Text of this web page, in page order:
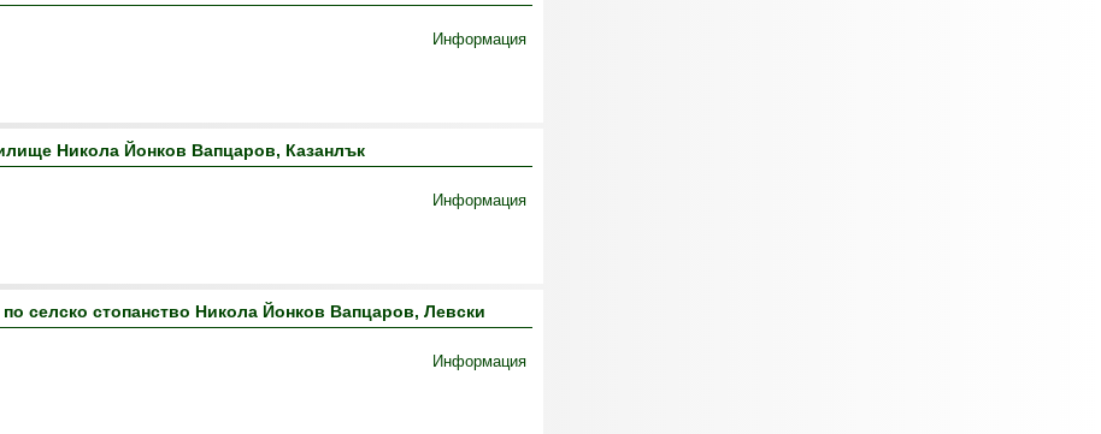
Информация
Никола Йонков Вапцаров, Казанлък
Информация
селско стопанство Никола Йонков Вапцаров, Левски
Информация